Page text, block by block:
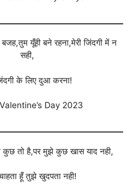
यूँही बने रहना,मेरी जिंदगी में न
सही,
के लिए दुआ करना!
Day 2023
कुछ तो है,पर मुझे कुछ खास याद नही,
हूँ तुझे खुदपता नही!